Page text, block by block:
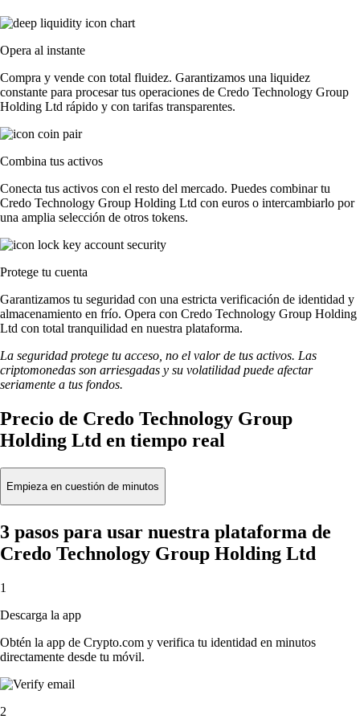
Opera al instante
Compra y vende con total fluidez. Garantizamos una liquidez
constante para procesar tus operaciones de Credo Technology Group
Holding Ltd rápido y con tarifas transparentes.
Combina tus activos
Conecta tus activos con el resto del mercado. Puedes combinar tu
Credo Technology Group Holding Ltd con euros o intercambiarlo por
una amplia selección de otros tokens.
Protege tu cuenta
Garantizamos tu seguridad con una estricta verificación de identidad y
almacenamiento en frío. Opera con Credo Technology Group Holding
Ltd con total tranquilidad en nuestra plataforma.
La seguridad protege tu acceso, no el valor de tus activos. Las
criptomonedas son arriesgadas y su volatilidad puede afectar
seriamente a tus fondos.
Precio de Credo Technology Group
Holding Ltd en tiempo real
Empieza en cuestión de minutos
3 pasos para usar nuestra plataforma de
Credo Technology Group Holding Ltd
1
Descarga la app
Obtén la app de Crypto.com y verifica tu identidad en minutos
directamente desde tu móvil.
2